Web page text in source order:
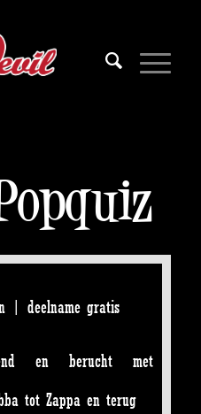
| deelname gratis
en berucht met
tot Zappa en terug